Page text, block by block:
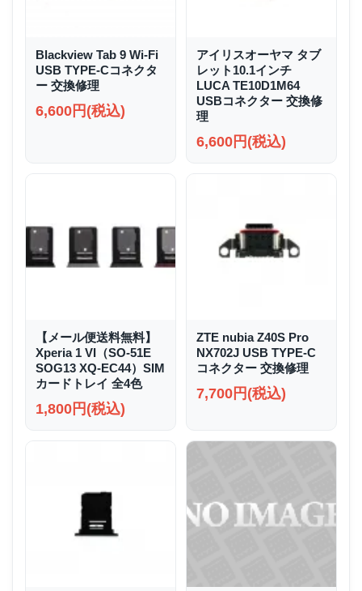
Blackview Tab 9 Wi-Fi
USB TYPE-Cコネクタ
ー 交換修理
6,600円(税込)
アイリスオーヤマ タブ
レット10.1インチ
LUCA TE10D1M64
USBコネクター 交換修
理
6,600円(税込)
【メール便送料無料】
Xperia 1 VI（SO-51E
SOG13 XQ-EC44）SIM
カードトレイ 全4色
1,800円(税込)
ZTE nubia Z40S Pro
NX702J USB TYPE-C
コネクター 交換修理
7,700円(税込)